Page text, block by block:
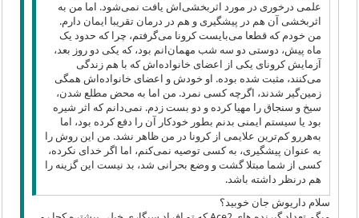
علمی درخوری در مورد اثربخشی‌اش یافت نمی‌شود. اما من به
اثربخشی آن هم در پیشگیری و هم در درمان تقریبا ایمان دارم.
من خودم که قطعا می‌بایست کرونا می‌گرفتم، چرا که حدود یک
ماه پیش، دوستی دو سه شب مهمان‌انم بود، که یکی دو روز بعد،
آزمایش کرونای یکی از اعضای خانواده‌اش که با هم زندگی
می‌کنند، مثبت شده بوده. او خودش و اعضای خانواده‌اش همگی
زمین‌گیر شدند، اگرچه کسی نمرد. من اما به محض مطلع شدن،
سیخ و سنجاق را مهیا کرده و دو بست زدم. نمی‌دانم که اثر شیره
بود یا سیستم ایمنی بدنم بطور خودکار آن را دفع کرده بود، اما
به‌هررو کم‌ترین علایمی از کرونا در من ظاهر نشد. من این روش را
به عنوان پیشگیری، به کسی توصیه نمی‌کنم، اما اگر خدای نکرده،
کسی از شما مبتلا گشت و وضع بحرانی شد، بد نیست این گزینه را
هم درنظر داشته باشد.
سلام داریوش جان خوبید؟